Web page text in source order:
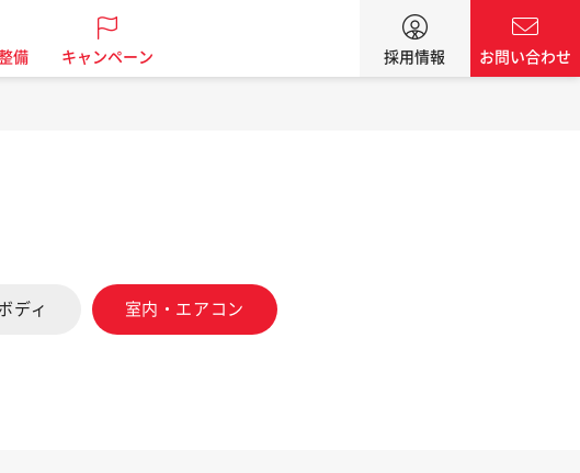
備 キャンペーン 採用情報 お問い合わせ
ディ 室内・エアコン